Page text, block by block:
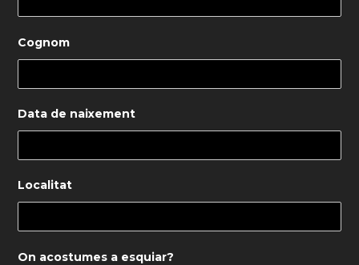
Cognom
Data de naixement
Localitat
On acostumes a esquiar?